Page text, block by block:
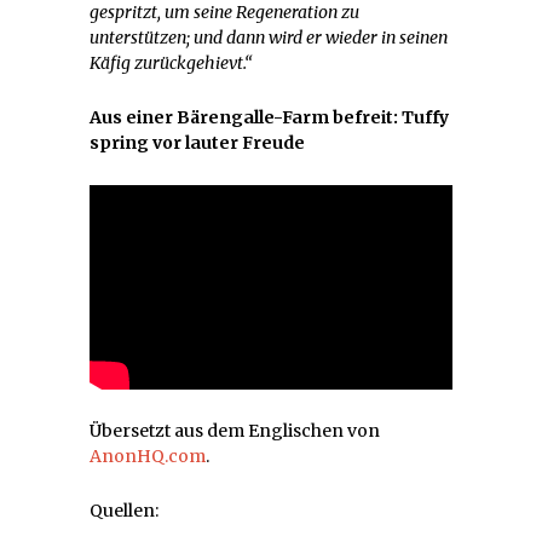
gespritzt, um seine Regeneration zu
unterstützen; und dann wird er wieder in seinen
Käfig zurückgehievt.“
Aus einer Bärengalle-Farm befreit: Tuffy
spring vor lauter Freude
Übersetzt aus dem Englischen von
AnonHQ.com.
Quellen: